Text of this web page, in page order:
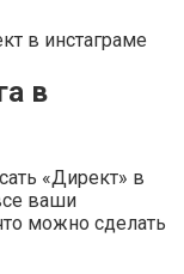
в
«Директ» в
ваши
можно сделать